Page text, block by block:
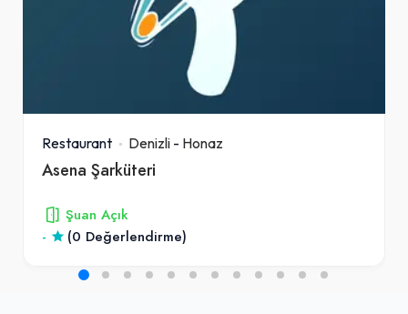
Restaurant Denizli - Honaz
Asena Şarküteri
Şuan Açık
-
(0 Değerlendirme)